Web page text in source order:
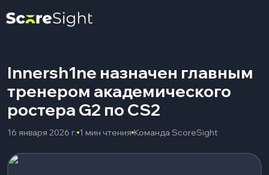
Innersh1ne назначен главным
тренером академического
ростера G2 по CS2
16 января 2026 г. 1 мин чтения Команда ScoreSight